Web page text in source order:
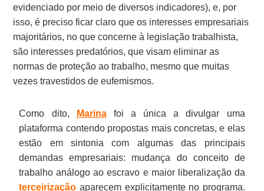
evidenciado por meio de diversos indicadores), e, por
isso, é preciso ficar claro que os interesses empresariais
majoritários, no que concerne à legislação trabalhista,
são interesses predatórios, que visam eliminar as
normas de proteção ao trabalho, mesmo que muitas
vezes travestidos de eufemismos.
Como dito, Marinafoi a única a divulgar uma
plataforma contendo propostas mais concretas, e elas
estão em sintonia com algumas das principais
demandas empresariais: mudança do conceito de
trabalho análogo ao escravo e maior liberalização da
terceirização aparecem explicitamente no programa.